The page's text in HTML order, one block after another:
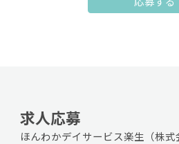
求人応募
ほんわかデイサービス楽生（株式